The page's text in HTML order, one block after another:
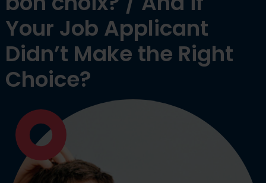
Your Job Applicant
Didn’t Make the Right
Choice?